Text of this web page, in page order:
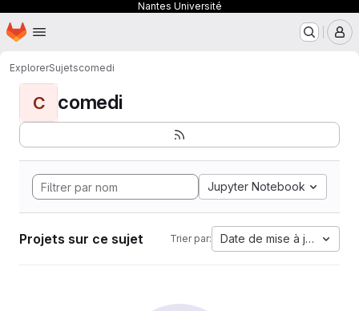
Nantes Université
Passer au contenu principal
Page d'accueil
ExplorerSujetscomedi
C comedi
Jupyter Notebook
Projets sur ce sujet Trier par: Date de mise à jour